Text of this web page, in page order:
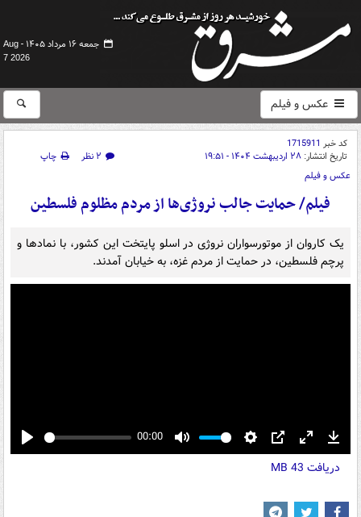
جمعه ۱۶ مرداد ۱۴۰۵ -
Aug
7 2026
عکس و فیلم
کد خبر 1715911
تاریخ انتشار: ۲۸ اردیبهشت ۱۴۰۴ - ۱۹:۵۱ ۲ نظر
چاپ
عکس و فیلم
فیلم/ حمایت جالب نروژی‌ها از مردم مظلوم فلسطین
یک کاروان از موتورسواران نروژی در اسلو پایتخت این کشور، با نمادها و
پرچم فلسطین، در حمایت از مردم غزه، به خیابان آمدند.
Play
00:00
Mute Settings
PIP Enter
fullscreen
دریافت 43 MB